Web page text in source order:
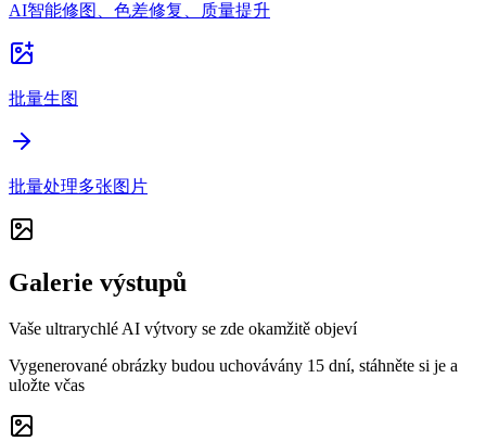
AI智能修图、色差修复、质量提升
批量生图
批量处理多张图片
Galerie výstupů
Vaše ultrarychlé AI výtvory se zde okamžitě objeví
Vygenerované obrázky budou uchovávány 15 dní, stáhněte si je a
uložte včas